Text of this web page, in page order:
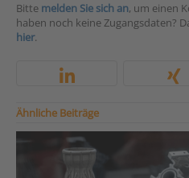
Bitte melden Sie sich an, um einen
haben noch keine Zugangsdaten?
hier.
Ähnliche Beiträge